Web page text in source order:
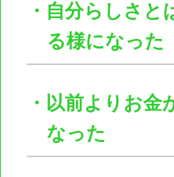
・自分らしさ
る様になった
・以前よりお金
なった